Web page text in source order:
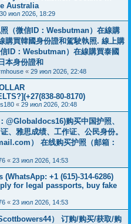
Australia
30 июл 2026, 18:29
（微信ID：Wesbutman）在線購
購買韓國身份證和駕駛執照. 線上購
ID：Wesbutman）在線購買泰國
本身份證和
« 29 июл 2026, 22:48
80-8170)
« 29 июл 2026, 20:48
@Globaldocs16)购买中国护照、
、雅思成绩、工作证、公民身份。
） 在线购买护照（邮箱：
« 23 июл 2026, 14:53
+1 (615)-314-6286)
for legal passports, buy fake
« 23 июл 2026, 14:53
） 订购/购买/获取/购